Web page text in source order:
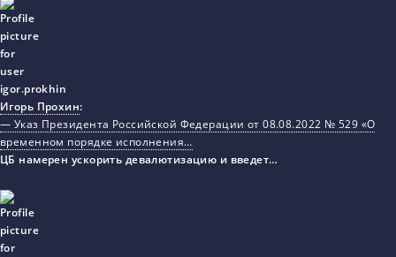
Игорь Прохин:
— Указ Президента Российской Федерации от 08.08.2022 № 529 «О
временном порядке исполнения…
ЦБ намерен ускорить девалютизацию и введет…